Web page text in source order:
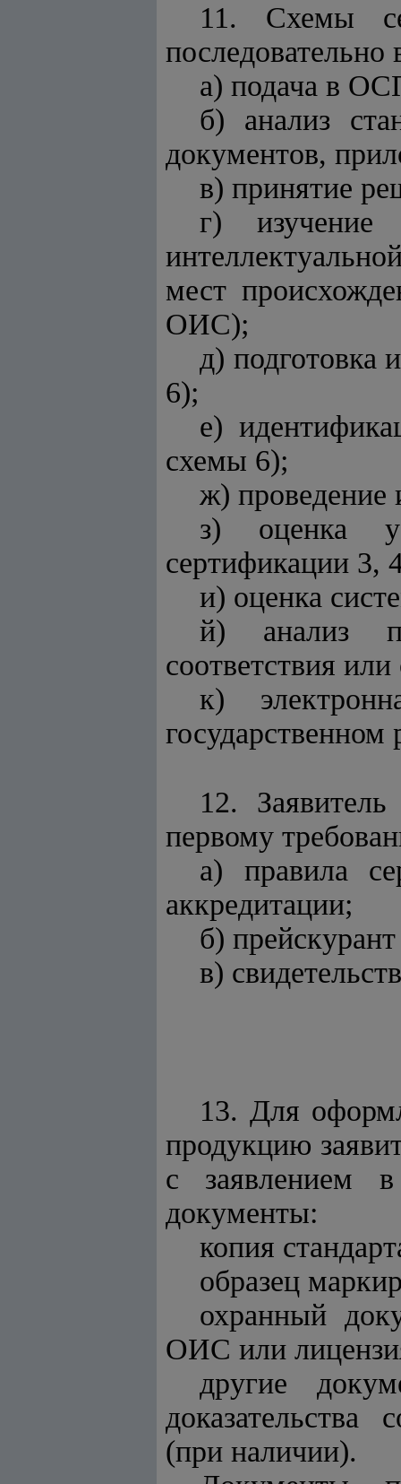
11. Схемы
а) подача в
б) анализ
документов,
в) принятие
г)
мест
ОИС);
д) подготовка
6);
е)
схемы 6);
ж) проведение
з) оценка
сертификации 3,
и) оценка
й) анализ
соответствия
к)
государственном
12.
первому
а) правила
аккредитации;
б)
в)
13. Для
продукцию
с заявлением
документы:
копия
образец
охранный
ОИС или
другие
доказательства
(при наличии).